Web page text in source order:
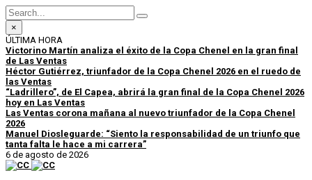
×
ÚLTIMA HORA
Victorino Martín analiza el éxito de la Copa Chenel en la gran final
de Las Ventas
Héctor Gutiérrez, triunfador de la Copa Chenel 2026 en el ruedo de
las Ventas
“Ladrillero”, de El Capea, abrirá la gran final de la Copa Chenel 2026
hoy en Las Ventas
Las Ventas corona mañana al nuevo triunfador de la Copa Chenel
2026
Manuel Diosleguarde: “Siento la responsabilidad de un triunfo que
tanta falta le hace a mi carrera”
6 de agosto de 2026